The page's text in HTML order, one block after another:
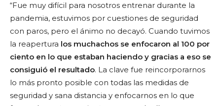
“Fue muy difícil para nosotros entrenar durante la
pandemia, estuvimos por cuestiones de seguridad
con paros, pero el ánimo no decayó. Cuando tuvimos
la reapertura los muchachos se enfocaron al 100 por
ciento en lo que estaban haciendo y gracias a eso se
consiguió el resultado. La clave fue reincorporarnos
lo más pronto posible con todas las medidas de
seguridad y sana distancia y enfocarnos en lo que